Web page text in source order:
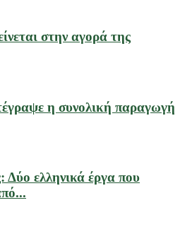
στην αγορά της
η συνολική παραγωγή
ελληνικά έργα που